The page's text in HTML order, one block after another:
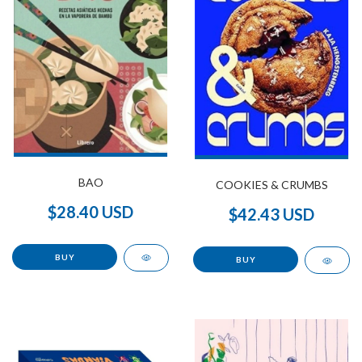
BAO
$28.40 USD
COOKIES & CRUMBS
$42.43 USD